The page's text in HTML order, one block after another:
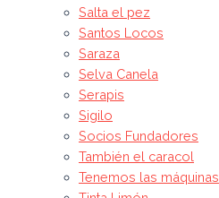
Salta el pez
Santos Locos
Saraza
Selva Canela
Serapis
Sigilo
Socios Fundadores
También el caracol
Tenemos las máquinas